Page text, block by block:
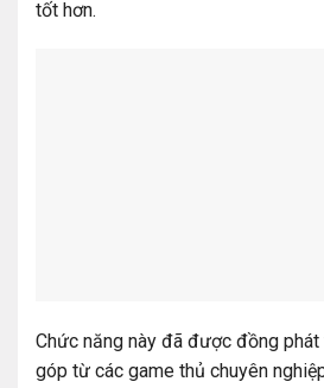
tốt hơn.
Chức năng này đã được đồng
góp từ các game thủ chuyên